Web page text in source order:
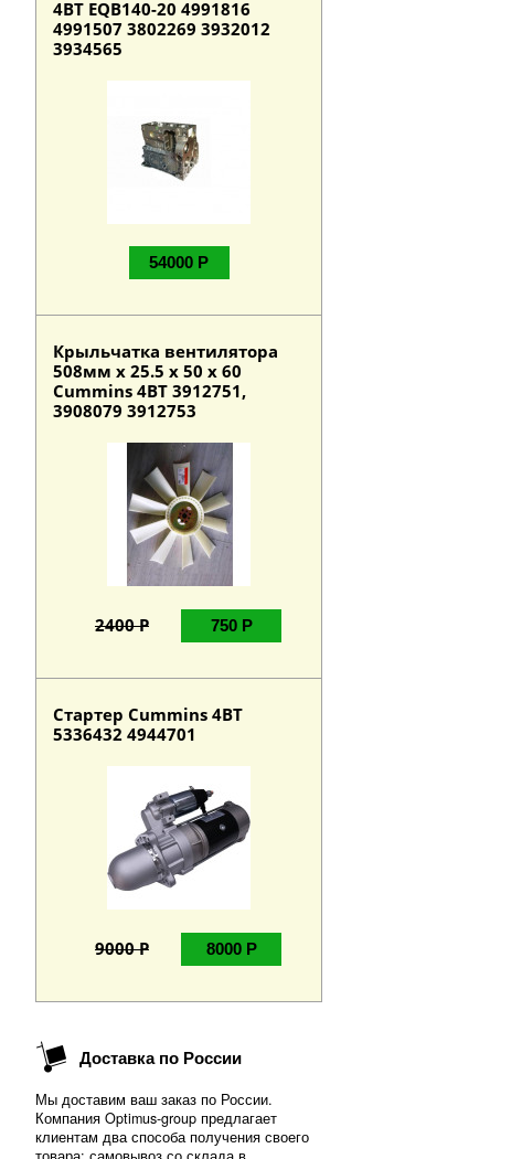
4BT EQB140-20 4991816
4991507 3802269 3932012
3934565
54000 Р
Крыльчатка вентилятора
508мм х 25.5 х 50 х 60
Cummins 4BT 3912751,
3908079 3912753
2400 Р 750 Р
Стартер Cummins 4BT
5336432 4944701
9000 Р 8000 Р
Доставка по России
Мы доставим ваш заказ по России.
Компания Optimus-group предлагает
клиентам два способа получения своего